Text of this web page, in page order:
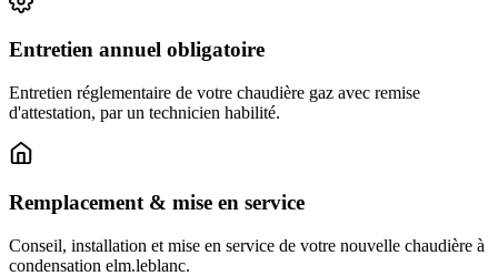
Entretien annuel obligatoire
Entretien réglementaire de votre chaudière gaz avec remise
d'attestation, par un technicien habilité.
Remplacement & mise en service
Conseil, installation et mise en service de votre nouvelle chaudière à
condensation elm.leblanc.